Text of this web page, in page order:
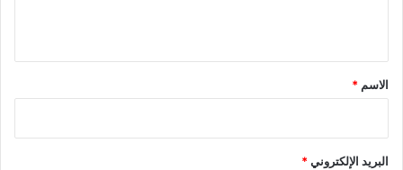
*
الاسم *
البريد الإلكتروني*